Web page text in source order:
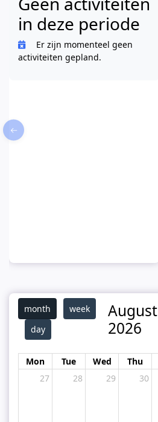
in deze periode
Er zijn momenteel geen
activiteiten gepland.
month
week
day
August
2026
Mon Tue Wed Thu
27
28 29 30